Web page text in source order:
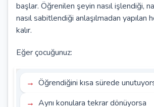
başlar. Öğrenilen şeyin nasıl işlendiği,
nasıl sabitlendiği anlaşılmadan yapılan
kalır.
Eğer çocuğunuz:
Öğrendiğini kısa sürede
Aynı konulara tekrar dönüyorsa